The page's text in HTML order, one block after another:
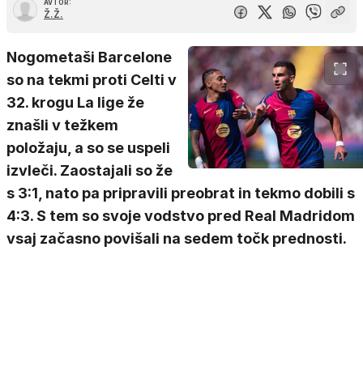
AVTOR:
Ž.Ž.
Nogometaši Barcelone
so na tekmi proti Celti v
32. krogu La lige že
znašli v težkem
položaju, a so se uspeli
izvleči. Zaostajali so že
s 3:1, nato pa pripravili preobrat in tekmo dobili s
4:3. S tem so svoje vodstvo pred Real Madridom
vsaj začasno povišali na sedem točk prednosti.